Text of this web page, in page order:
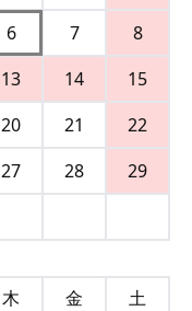
6 7
8
13 14
15
20 21
22
27 28
29
木 金
土